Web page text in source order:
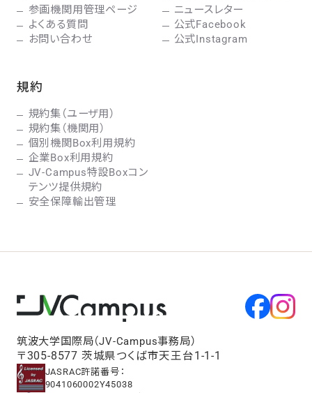
参画機関用管理ページ
よくある質問
お問い合わせ
ニュースレター
公式Facebook
公式Instagram
規約
規約集（ユーザ用）
規約集（機関用）
個別機関Box利用規約
企業Box利用規約
JV-Campus特設Boxコン
テンツ提供規約
安全保障輸出管理
筑波大学国際局（JV-Campus事務局）
〒305-8577 茨城県つくば市天王台1-1-1
JASRAC許諾番号：
9041060002Y45038